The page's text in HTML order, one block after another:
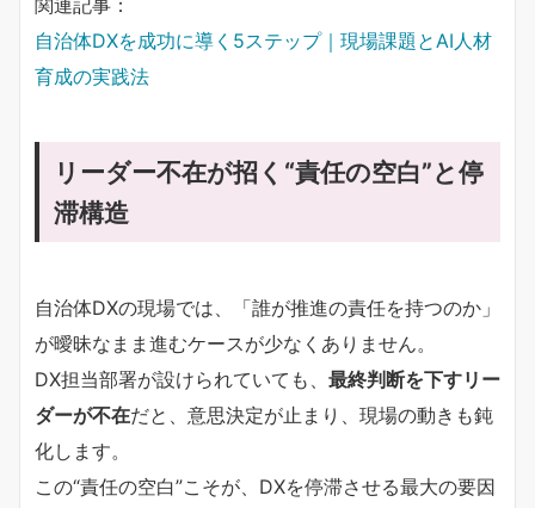
自治体DXを成功に導く5ステップ｜現場課題とAI人材
育成の実践法
リーダー不在が招く“責任の空白”と停
滞構造
自治体DXの現場では、「誰が推進の責任を持つのか」
が曖昧なまま進むケースが少なくありません。
DX担当部署が設けられていても、 最終判断を下すリー
ダーが不在だと、意思決定が止まり、現場の動きも鈍
化します。
この“責任の空白”こそが、DXを停滞させる最大の要因